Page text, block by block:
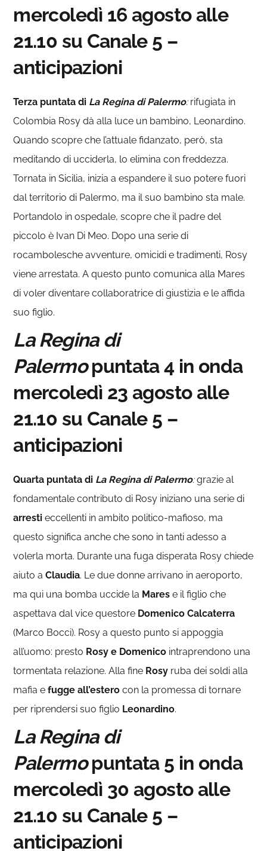
mercoledì 16 agosto alle
21.10 su Canale 5 –
anticipazioni
Terza puntata di La Regina di Palermo: rifugiata in
Colombia Rosy dà alla luce un bambino, Leonardino.
Quando scopre che l’attuale fidanzato, però, sta
meditando di ucciderla, lo elimina con freddezza.
Tornata in Sicilia, inizia a espandere il suo potere fuori
dal territorio di Palermo, ma il suo bambino sta male.
Portandolo in ospedale, scopre che il padre del
piccolo è Ivan Di Meo. Dopo una serie di
rocambolesche avventure, omicidi e tradimenti, Rosy
viene arrestata. A questo punto comunica alla Mares
di voler diventare collaboratrice di giustizia e le affida
suo figlio.
La Regina di
Palermopuntata 4 in onda
mercoledì 23 agosto alle
21.10 su Canale 5 –
anticipazioni
Quarta puntata di La Regina di Palermo:grazie al
fondamentale contributo di Rosy iniziano una serie di
arresti eccellenti in ambito politico-mafioso, ma
questo significa anche che sono in tanti adesso a
volerla morta. Durante una fuga disperata Rosy chiede
aiuto aClaudia. Le due donne arrivano in aeroporto,
ma qui una bomba uccide la Mares e il figlio che
aspettava dal vice questore Domenico Calcaterra
(Marco Bocci). Rosy a questo punto si appoggia
all’uomo: presto Rosy e Domenico intraprendono una
tormentata relazione. Alla fine Rosy ruba dei soldi alla
mafia efugge all’estero con la promessa di tornare
per riprendersi suo figlio Leonardino.
La Regina di
Palermopuntata 5 in onda
mercoledì 30 agosto alle
21.10 su Canale 5 –
anticipazioni